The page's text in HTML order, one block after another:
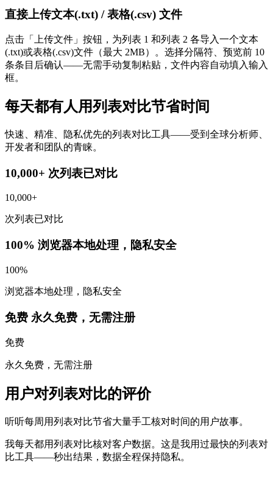
直接上传文本(.txt) / 表格(.csv) 文件
点击「上传文件」按钮，为列表 1 和列表 2 各导入一个文本
(.txt)或表格(.csv)文件（最大 2MB）。选择分隔符、预览前 10
条条目后确认——无需手动复制粘贴，文件内容自动填入输入
框。
每天都有人用列表对比节省时间
快速、精准、隐私优先的列表对比工具——受到全球分析师、
开发者和团队的青睐。
10,000+ 次列表已对比
10,000+
次列表已对比
100% 浏览器本地处理，隐私安全
100%
浏览器本地处理，隐私安全
免费 永久免费，无需注册
免费
永久免费，无需注册
用户对列表对比的评价
听听每周用列表对比节省大量手工核对时间的用户故事。
我每天都用列表对比核对客户数据。这是我用过最快的列表对
比工具——秒出结果，数据全程保持隐私。